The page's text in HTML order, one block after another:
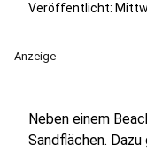
Veröffentlicht:
Anzeige
Neben einem
Sandflächen.